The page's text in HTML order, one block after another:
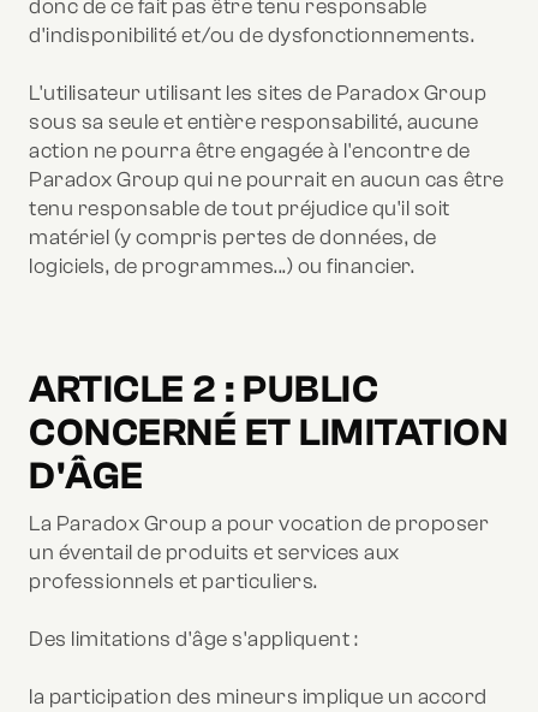
donc de ce fait pas être tenu responsable
d'indisponibilité et/ou de dysfonctionnements.
L'utilisateur utilisant les sites de Paradox Group
sous sa seule et entière responsabilité, aucune
action ne pourra être engagée à l'encontre de
Paradox Group qui ne pourrait en aucun cas être
tenu responsable de tout préjudice qu'il soit
matériel (y compris pertes de données, de
logiciels, de programmes...) ou financier.
ARTICLE 2 : PUBLIC
CONCERNÉ ET LIMITATION
D'ÂGE
La Paradox Group a pour vocation de proposer
un éventail de produits et services aux
professionnels et particuliers.
Des limitations d'âge s'appliquent :
la participation des mineurs implique un accord